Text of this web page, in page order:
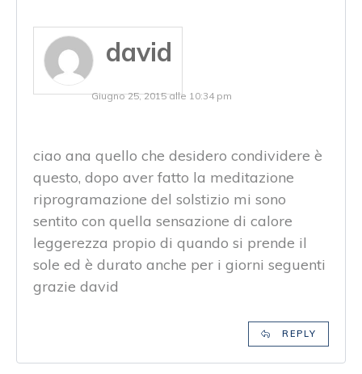
david
Giugno 25, 2015 alle 10:34 pm
ciao ana quello che desidero condividere è
questo, dopo aver fatto la meditazione
riprogramazione del solstizio mi sono
sentito con quella sensazione di calore
leggerezza propio di quando si prende il
sole ed è durato anche per i giorni seguenti
grazie david
REPLY